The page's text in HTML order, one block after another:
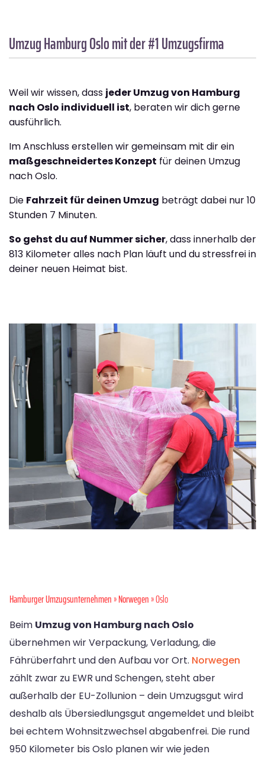
Umzug HamburgOslomit der #1 Umzugsfirma
Weil wir wissen, dass jeder Umzug von Hamburg
nach Oslo individuell ist, beraten wir dich gerne
ausführlich.
Im Anschluss erstellen wir gemeinsam mit dir ein
maßgeschneidertes Konzept für deinen Umzug
nach Oslo.
Die Fahrzeit für deinen Umzug beträgt dabei nur 10
Stunden 7 Minuten.
So gehst du auf Nummer sicher, dass innerhalb der
813 Kilometer alles nach Plan läuft und du stressfrei in
deiner neuen Heimat bist.
Hamburger Umzugsunternehmen»Norwegen» Oslo
Beim Umzug von Hamburg nach Oslo
übernehmen wir Verpackung, Verladung, die
Fährüberfahrt und den Aufbau vor Ort. Norwegen
zählt zwar zu EWR und Schengen, steht aber
außerhalb der EU-Zollunion – dein Umzugsgut wird
deshalb als Übersiedlungsgut angemeldet und bleibt
bei echtem Wohnsitzwechsel abgabenfrei. Die rund
950 Kilometer bis Oslo planen wir wie jeden